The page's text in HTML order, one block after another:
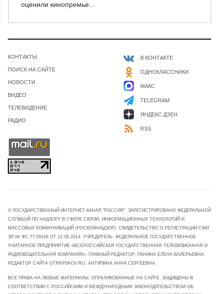
оценили кинопремье...
КОНТАКТЫ
ПОИСК НА САЙТЕ
НОВОСТИ
ВИДЕО
ТЕЛЕВИДЕНИЕ
РАДИО
В КОНТАКТЕ
ОДНОКЛАССНИКИ
МАКС
TELEGRAM
ЯНДЕКС ДЗЕН
RSS
© ГОСУДАРСТВЕННЫЙ ИНТЕРНЕТ-КАНАЛ "РОССИЯ". ЗАРЕГИСТРИРОВАНО ФЕДЕРАЛЬНОЙ
СЛУЖБОЙ ПО НАДЗОРУ В СФЕРЕ СВЯЗИ, ИНФОРМАЦИОННЫХ ТЕХНОЛОГИЙ И
МАССОВЫХ КОММУНИКАЦИЙ (РОСКОМНАДЗОР). СВИДЕТЕЛЬСТВО О РЕГИСТРАЦИИ СМИ
ЭЛ № ФС 77-59166 ОТ 22.08.2014. УЧРЕДИТЕЛЬ: ФЕДЕРАЛЬНОЕ ГОСУДАРСТВЕННОЕ
УНИТАРНОЕ ПРЕДПРИЯТИЕ «ВСЕРОССИЙСКАЯ ГОСУДАРСТВЕННАЯ ТЕЛЕВИЗИОННАЯ И
РАДИОВЕЩАТЕЛЬНАЯ КОМПАНИЯ». ГЛАВНЫЙ РЕДАКТОР: ПАНИНА ЕЛЕНА ВАЛЕРЬЕВНА.
РЕДАКТОР САЙТА GTRKPSKOV.RU: АНТИПИНА АННА СЕРГЕЕВНА.
ВСЕ ПРАВА НА ЛЮБЫЕ МАТЕРИАЛЫ, ОПУБЛИКОВАННЫЕ НА САЙТЕ, ЗАЩИЩЕНЫ В
СООТВЕТСТВИИ С РОССИЙСКИМ И МЕЖДУНАРОДНЫМ ЗАКОНОДАТЕЛЬСТВОМ ОБ